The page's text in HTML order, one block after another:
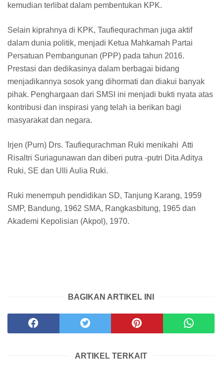
kemudian terlibat dalam pembentukan KPK.
Selain kiprahnya di KPK, Taufiequrachman juga aktif
dalam dunia politik, menjadi Ketua Mahkamah Partai
Persatuan Pembangunan (PPP) pada tahun 2016.
Prestasi dan dedikasinya dalam berbagai bidang
menjadikannya sosok yang dihormati dan diakui banyak
pihak. Penghargaan dari SMSI ini menjadi bukti nyata atas
kontribusi dan inspirasi yang telah ia berikan bagi
masyarakat dan negara.
Irjen (Purn) Drs. Taufiequrachman Ruki menikahi Atti
Risaltri Suriagunawan dan diberi putra -putri Dita Aditya
Ruki, SE dan Ulli Aulia Ruki.
Ruki menempuh pendidikan SD, Tanjung Karang, 1959
SMP, Bandung, 1962 SMA, Rangkasbitung, 1965 dan
Akademi Kepolisian (Akpol), 1970.
BAGIKAN ARTIKEL INI
ARTIKEL TERKAIT